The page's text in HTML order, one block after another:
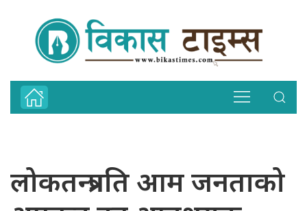
लोकतन्त्रप्रति आम जनताको